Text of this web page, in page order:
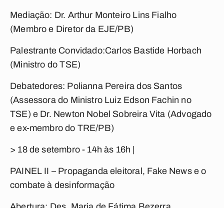
Mediação: Dr. Arthur Monteiro Lins Fialho
(Membro e Diretor da EJE/PB)
Palestrante Convidado:Carlos Bastide Horbach
(Ministro do TSE)
Debatedores: Polianna Pereira dos Santos
(Assessora do Ministro Luiz Edson Fachin no
TSE) e Dr. Newton Nobel Sobreira Vita (Advogado
e ex-membro do TRE/PB)
> 18 de setembro - 14h às 16h |
PAINEL II – Propaganda eleitoral, Fake News e o
combate à desinformação